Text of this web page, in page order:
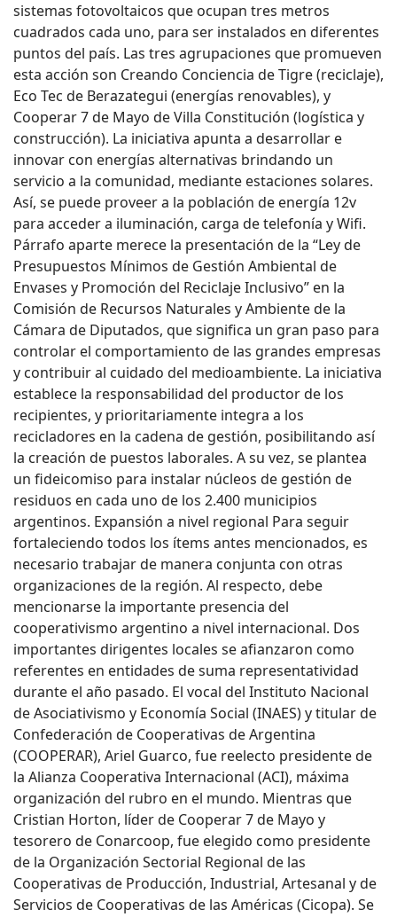
sistemas fotovoltaicos que ocupan tres metros
cuadrados cada uno, para ser instalados en diferentes
puntos del país. Las tres agrupaciones que promueven
esta acción son Creando Conciencia de Tigre (reciclaje),
Eco Tec de Berazategui (energías renovables), y
Cooperar 7 de Mayo de Villa Constitución (logística y
construcción). La iniciativa apunta a desarrollar e
innovar con energías alternativas brindando un
servicio a la comunidad, mediante estaciones solares.
Así, se puede proveer a la población de energía 12v
para acceder a iluminación, carga de telefonía y Wifi.
Párrafo aparte merece la presentación de la “Ley de
Presupuestos Mínimos de Gestión Ambiental de
Envases y Promoción del Reciclaje Inclusivo” en la
Comisión de Recursos Naturales y Ambiente de la
Cámara de Diputados, que significa un gran paso para
controlar el comportamiento de las grandes empresas
y contribuir al cuidado del medioambiente. La iniciativa
establece la responsabilidad del productor de los
recipientes, y prioritariamente integra a los
recicladores en la cadena de gestión, posibilitando así
la creación de puestos laborales. A su vez, se plantea
un fideicomiso para instalar núcleos de gestión de
residuos en cada uno de los 2.400 municipios
argentinos. Expansión a nivel regional Para seguir
fortaleciendo todos los ítems antes mencionados, es
necesario trabajar de manera conjunta con otras
organizaciones de la región. Al respecto, debe
mencionarse la importante presencia del
cooperativismo argentino a nivel internacional. Dos
importantes dirigentes locales se afianzaron como
referentes en entidades de suma representatividad
durante el año pasado. El vocal del Instituto Nacional
de Asociativismo y Economía Social (INAES) y titular de
Confederación de Cooperativas de Argentina
(COOPERAR), Ariel Guarco, fue reelecto presidente de
la Alianza Cooperativa Internacional (ACI), máxima
organización del rubro en el mundo. Mientras que
Cristian Horton, líder de Cooperar 7 de Mayo y
tesorero de Conarcoop, fue elegido como presidente
de la Organización Sectorial Regional de las
Cooperativas de Producción, Industrial, Artesanal y de
Servicios de Cooperativas de las Américas (Cicopa). Se